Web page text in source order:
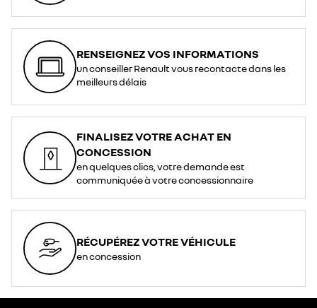
RENSEIGNEZ VOS INFORMATIONS
un conseiller Renault vous recontacte dans les
meilleurs délais
FINALISEZ VOTRE ACHAT EN
CONCESSION
en quelques clics, votre demande est
communiquée à votre concessionnaire
RÉCUPÉREZ VOTRE VÉHICULE
en concession